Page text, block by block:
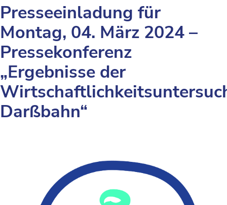
Presseeinladung für
Montag, 04. März 2024 –
Pressekonferenz
„Ergebnisse der
Darßbahn“